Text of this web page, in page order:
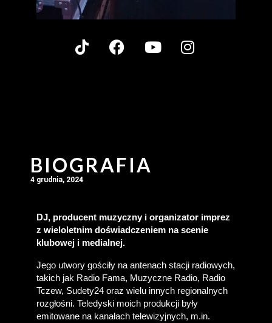
BIOGRAFIA
4 grudnia, 2024
DJ, producent muzyczny i organizator imprez
z wieloletnim doświadczeniem na scenie
klubowej i medialnej.
Jego utwory gościły na antenach stacji radiowych,
takich jak Radio Fama, Muzyczne Radio, Radio
Tczew, Sudety24 oraz wielu innych regionalnych
rozgłośni. Teledyski moich produkcji były
emitowane na kanałach telewizyjnych, m.in.